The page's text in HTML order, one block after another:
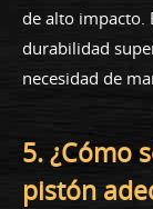
de alto impacto.
durabilidad
necesidad de
5. ¿Cómo
pistón